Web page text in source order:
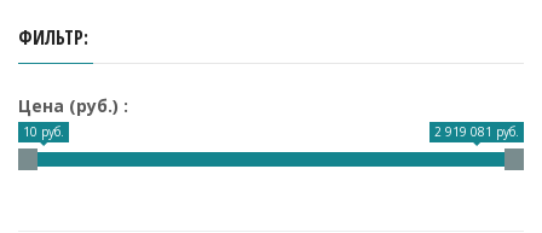
ФИЛЬТР
Цена (руб.)
10 руб. 2 919 081 руб.